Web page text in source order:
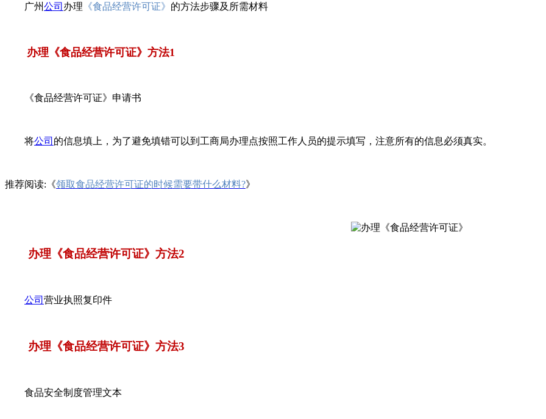
广州公司 办理 《食品经营许可证》 的方法步骤及所需材料
办理《食品经营许可证》方法1
《食品经营许可证》申请书
将公司 的信息填上，为了避免填错可以到工商局办理点按照工作人员的提示填写，注意所有的信息必须真实。
推荐阅读:《领取食品经营许可证的时候需要带什么材料?》
办理《食品经营许可证》方法2
公司 营业执照复印件
办理《食品经营许可证》方法3
食品安全制度管理文本